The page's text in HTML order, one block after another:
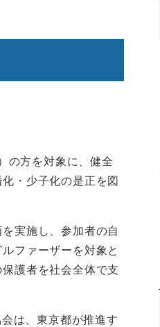
の方を対象に、健全
・少子化の是正を図
実施し、参加者の自
ファーザーを対象と
護者を社会全体で支
は、東京都が推進す